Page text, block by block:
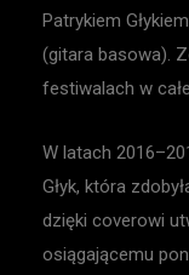
Patrykiem
(gitara basowa).
festiwalach w
W latach
Głyk, która
dzięki coverowi
osiągającemu